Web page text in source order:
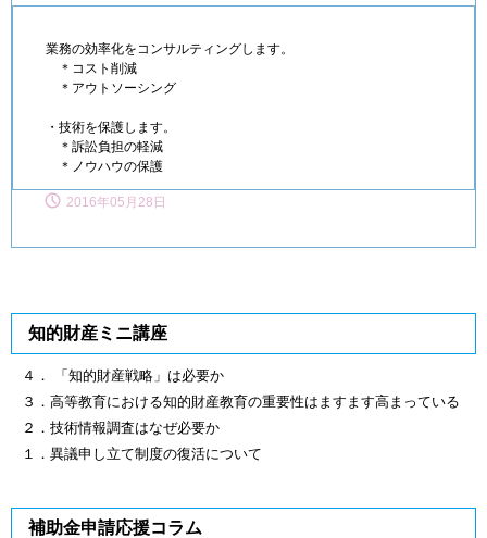
業務の効率化をコンサルティングします。
＊コスト削減
＊アウトソーシング
・技術を保護します。
＊訴訟負担の軽減
＊ノウハウの保護
2016年05月28日
知的財産ミニ講座
４． 「知的財産戦略」は必要か
３．高等教育における知的財産教育の重要性はますます高まっている
２．技術情報調査はなぜ必要か
１．異議申し立て制度の復活について
補助金申請応援コラム